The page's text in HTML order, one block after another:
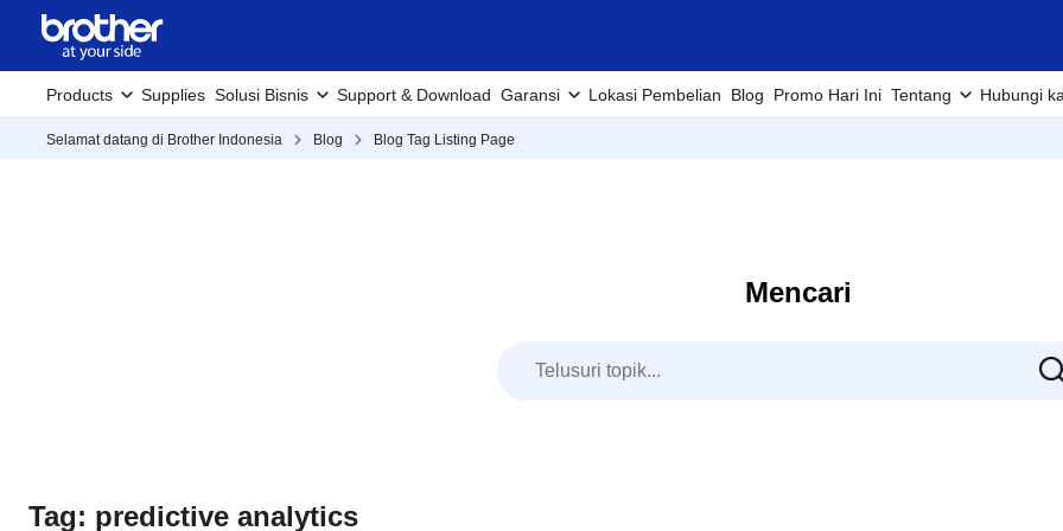
Products Supplies Solusi Bisnis Support & Download Garansi Lokasi Pembelian Blog Promo Hari Ini Tentang Hubungi
Selamat datang di Brother Indonesia Blog Blog Tag Listing Page
Mencari
Tag: predictive analytics